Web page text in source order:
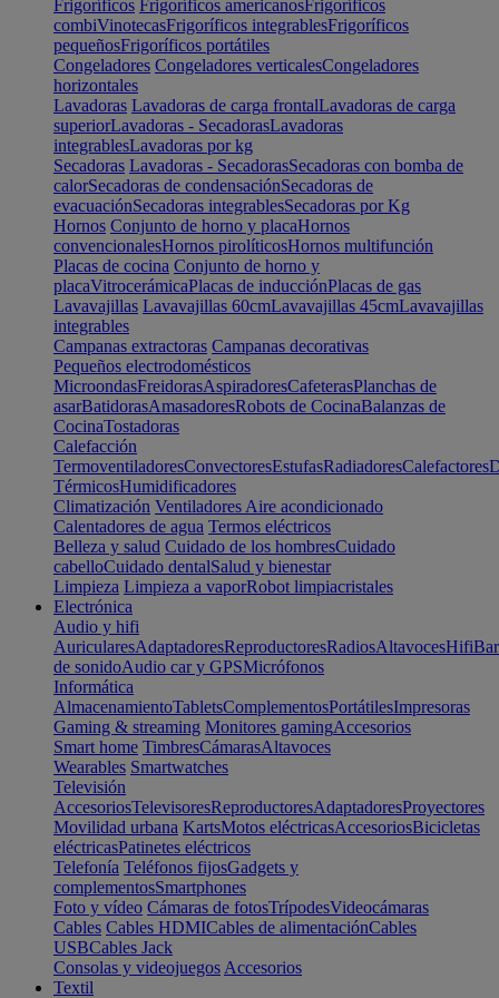
Frigoríficos Frigoríficos americanosFrigoríficos
combiVinotecasFrigoríficos integrablesFrigoríficos
pequeñosFrigoríficos portátiles
Congeladores Congeladores verticalesCongeladores
horizontales
Lavadoras Lavadoras de carga frontalLavadoras de carga
superiorLavadoras - SecadorasLavadoras
integrablesLavadoras por kg
Secadoras Lavadoras - SecadorasSecadoras con bomba de
calorSecadoras de condensaciónSecadoras de
evacuaciónSecadoras integrablesSecadoras por Kg
Hornos Conjunto de horno y placaHornos
convencionalesHornos pirolíticosHornos multifunción
Placas de cocina Conjunto de horno y
placaVitrocerámicaPlacas de inducciónPlacas de gas
Lavavajillas Lavavajillas 60cmLavavajillas 45cmLavavajillas
integrables
Campanas extractoras Campanas decorativas
Pequeños electrodomésticos
MicroondasFreidorasAspiradoresCafeterasPlanchas de
asarBatidorasAmasadoresRobots de CocinaBalanzas de
CocinaTostadoras
Calefacción
TermoventiladoresConvectoresEstufasRadiadoresCalefactores
TérmicosHumidificadores
Climatización Ventiladores Aire acondicionado
Calentadores de agua Termos eléctricos
Belleza y salud Cuidado de los hombresCuidado
cabelloCuidado dentalSalud y bienestar
Limpieza Limpieza a vaporRobot limpiacristales
Electrónica
Audio y hifi
AuricularesAdaptadoresReproductoresRadiosAltavocesHifi
de sonidoAudio car y GPSMicrófonos
Informática
AlmacenamientoTabletsComplementosPortátilesImpresoras
Gaming & streaming Monitores gamingAccesorios
Smart home TimbresCámarasAltavoces
Wearables Smartwatches
Televisión
AccesoriosTelevisoresReproductoresAdaptadoresProyectores
Movilidad urbana KartsMotos eléctricasAccesoriosBicicletas
eléctricasPatinetes eléctricos
Telefonía Teléfonos fijosGadgets y
complementosSmartphones
Foto y vídeo Cámaras de fotosTrípodesVideocámaras
Cables Cables HDMICables de alimentaciónCables
USBCables Jack
Consolas y videojuegos Accesorios
Textil